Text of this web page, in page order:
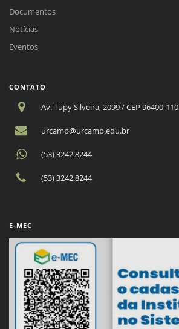
Documentos
Notícias
Eventos
CONTATO
Av. Tupy Silveira, 2099 / CEP 96400-110
urcamp@urcamp.edu.br
(53) 3242.8244
(53) 3242.8244
E-MEC